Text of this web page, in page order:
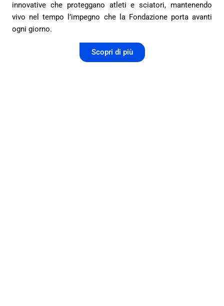
innovative che proteggano atleti e sciatori, mantenendo
vivo nel tempo l’impegno che la Fondazione porta avanti
ogni giorno.
Scopri di più